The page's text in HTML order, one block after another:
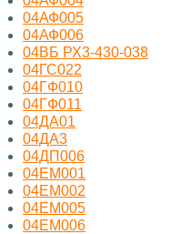
04АФ005
04АФ006
04ВБ РХ3-430-038
04ГС022
04ГФ010
04ГФ011
04ДА01
04ДА3
04ДП006
04ЕМ001
04ЕМ002
04ЕМ005
04ЕМ006